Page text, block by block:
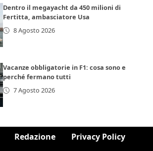
Dentro il megayacht da 450 milioni di
Fertitta, ambasciatore Usa
8 Agosto 2026
Vacanze obbligatorie in F1: cosa sono e
perché fermano tutti
7 Agosto 2026
Redazione Privacy Policy